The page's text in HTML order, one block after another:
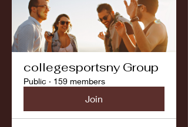
collegesportsny Group
Public · 159 members
Join